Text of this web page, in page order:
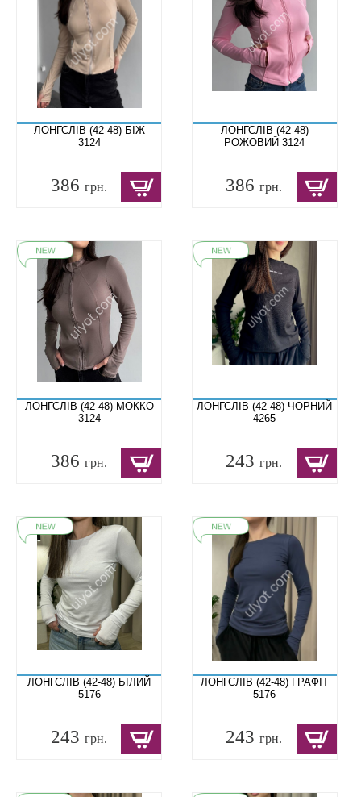
ЛОНГСЛІВ (42-48) БІЖ
3124
386 грн.
ЛОНГСЛІВ (42-48)
РОЖОВИЙ 3124
386грн.
ЛОНГСЛІВ (42-48) МОККО
3124
386 грн.
ЛОНГСЛІВ (42-48) ЧОРНИЙ
4265
243грн.
ЛОНГСЛІВ (42-48) БІЛИЙ
5176
243 грн.
ЛОНГСЛІВ (42-48) ГРАФІТ
5176
243грн.